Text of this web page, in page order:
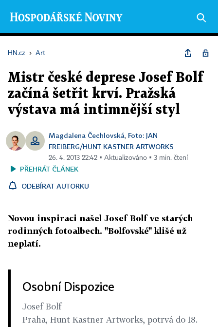
HN.cz › Art
Mistr české deprese Josef Bolf
začíná šetřit krví. Pražská
výstava má intimnější styl
Magdalena Čechlovská, Foto: JAN
FREIBERG/HUNT KASTNER ARTWORKS
26. 4. 2013 22:42 ▪ Aktualizováno ▪ 3 min. čtení
PŘEHRÁT ČLÁNEK
ODEBÍRAT AUTORKU
Novou inspiraci našel Josef Bolf ve starých
rodinných fotoalbech. "Bolfovské" klišé už
neplatí.
Osobní Dispozice
Josef Bolf
Praha, Hunt Kastner Artworks, potrvá do 18.